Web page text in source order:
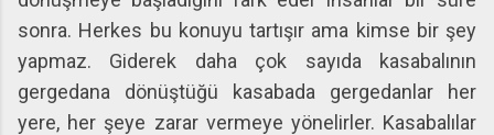
sonra. Herkes bu konuyu tartışır ama kimse bir şey
yapmaz. Giderek daha çok sayıda kasabalının
gergedana dönüştüğü kasabada gergedanlar her
yere, her şeye zarar vermeye yönelirler. Kasabalılar